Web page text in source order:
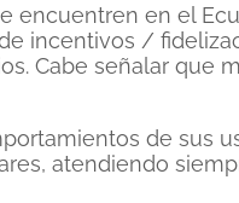
encuentren en el
incentivos /
Cabe señalar que
de sus
atendiendo